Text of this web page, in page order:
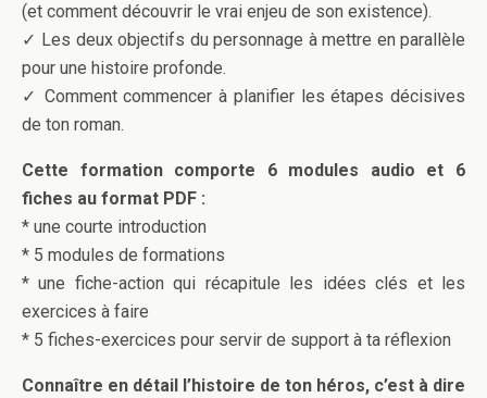
(et comment découvrir le vrai enjeu de son existence).
✓ Les deux objectifs du personnage à mettre en parallèle
pour une histoire profonde.
✓ Comment commencer à planifier les étapes décisives
de ton roman.
Cette formation comporte 6 modules audio et 6
fiches au format PDF :
* une courte introduction
* 5 modules de formations
* une fiche-action qui récapitule les idées clés et les
exercices à faire
* 5 fiches-exercices pour servir de support à ta réflexion
Connaître en détail l’histoire de ton héros, c’est à dire